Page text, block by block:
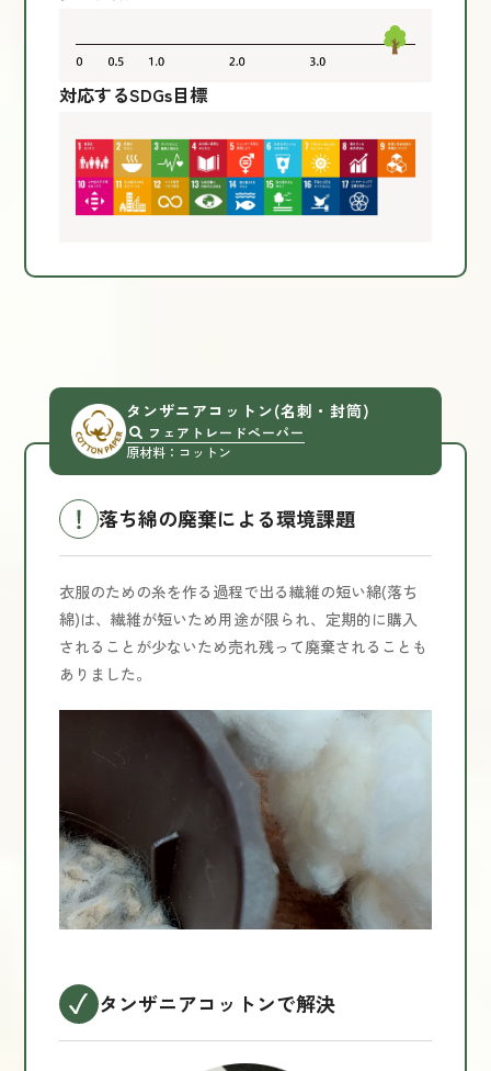
対応するSDGs目標
タンザニアコットン(名刺・封筒)
フェアトレードぺーパー
原材料：コットン
落ち綿の廃棄による環境課題
衣服のための糸を作る過程で出る繊維の短い綿(落ち
綿)は、繊維が短いため用途が限られ、定期的に購入
されることが少ないため売れ残って廃棄されることも
ありました。
タンザニアコットンで解決